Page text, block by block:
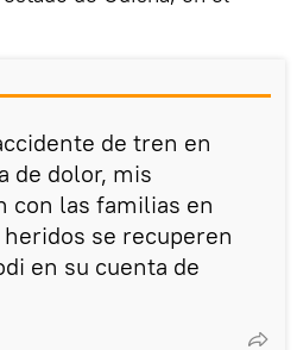
de tren en
de dolor, mis
con las familias en
se recuperen
en su cuenta de